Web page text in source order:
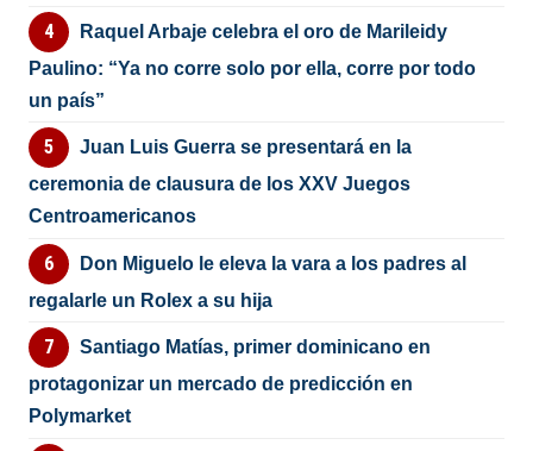
Raquel Arbaje celebra el oro de Marileidy
Paulino: “Ya no corre solo por ella, corre por todo
un país”
Juan Luis Guerra se presentará en la
ceremonia de clausura de los XXV Juegos
Centroamericanos
Don Miguelo le eleva la vara a los padres al
regalarle un Rolex a su hija
Santiago Matías, primer dominicano en
protagonizar un mercado de predicción en
Polymarket